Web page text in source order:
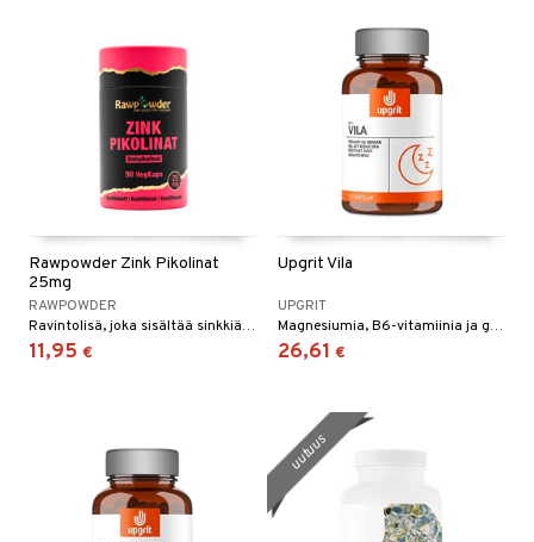
Rawpowder Zink Pikolinat
25mg
RAWPOWDER
Ravintolisä, joka sisältää sinkkiä sinkkipikolinaatin muodossa. Jokainen kapseli on suunniteltu tarjoamaan 25 mg sinkkiä.
11,95 €
Upgrit Vila
UPGRIT
Magnesiumia, B6-vitamiinia ja glysiiniä sisältävä ravintolisä.
26,61 €
uutuus